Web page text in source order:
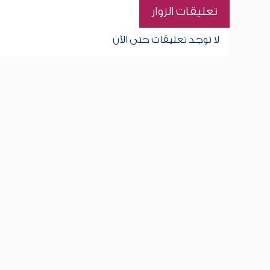
تعليقات الزوار
لا توجد تعليقات حتى الآن